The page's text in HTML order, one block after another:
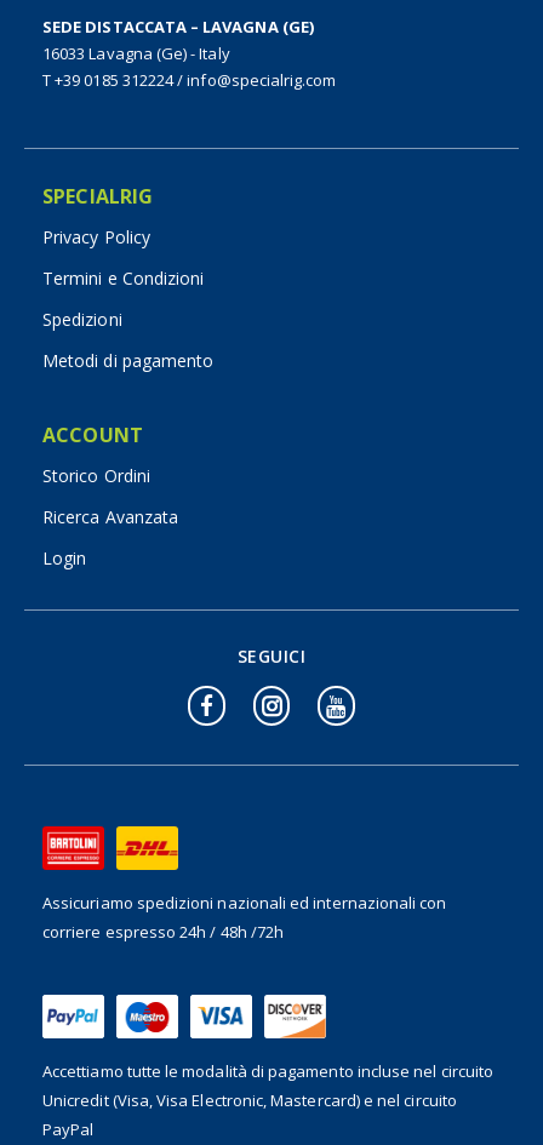
SEDE DISTACCATA – LAVAGNA (GE)
16033 Lavagna (Ge) - Italy
T +39 0185 312224/info@specialrig.com
SPECIALRIG
Privacy Policy
Termini e Condizioni
Spedizioni
Metodi di pagamento
ACCOUNT
Storico Ordini
Ricerca Avanzata
Login
Assicuriamo spedizioni nazionali ed internazionalicon
corriere espresso 24h / 48h /72h
Accettiamo tutte le modalità di pagamento incluse nel circuito
Unicredit (Visa, Visa Electronic, Mastercard) e nel circuito
PayPal
SEGUICI